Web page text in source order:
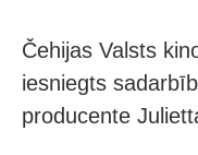
Čehijas Valsts
iesniegts
producente